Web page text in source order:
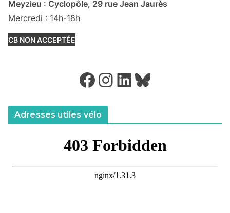
Meyzieu : Cyclopôle, 29 rue Jean Jaurès
Mercredi : 14h-18h
CB NON ACCEPTÉE
Facebook Instagram LinkedIn Bluesky
Adresses utiles vélo